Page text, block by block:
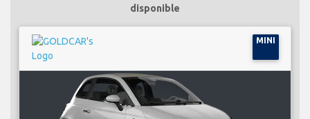
disponible
MINI